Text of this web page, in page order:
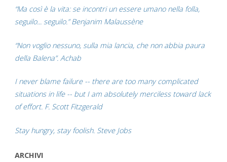
“Ma così è la vita: se incontri un essere umano nella folla,
seguilo... seguilo.” Benjanim Malaussène
“Non voglio nessuno, sulla mia lancia, che non abbia paura
della Balena”. Achab
I never blame failure -- there are too many complicated
situations in life -- but I am absolutely merciless toward lack
of effort. F. Scott Fitzgerald
Stay hungry, stay foolish. Steve Jobs
ARCHIVI